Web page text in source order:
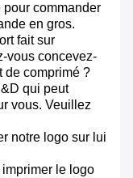
pour commander
en gros.
fait sur
vous concevez-
de comprimé ?
qui peut
vous. Veuillez
notre logo sur lui
le logo